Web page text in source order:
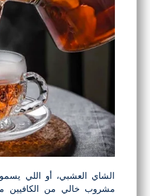
الشاي العشبي، أو اللي
مشروب خالي من الكافيين